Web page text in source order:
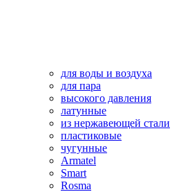
для воды и воздуха
для пара
высокого давления
латунные
из нержавеющей стали
пластиковые
чугунные
Armatel
Smart
Rosma